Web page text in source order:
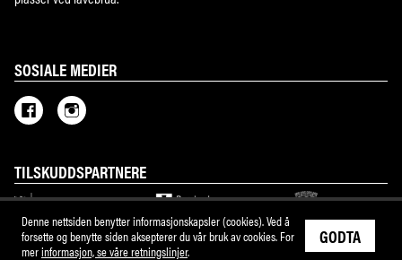
SOSIALE MEDIER
TILSKUDDSPARTNERE
Denne nettsiden benytter informasjonskapsler (cookies). Ved å
forsette og benytte siden aksepterer du vår bruk av cookies. For
merinformasjon, se våre retningslinjer.
GODTA